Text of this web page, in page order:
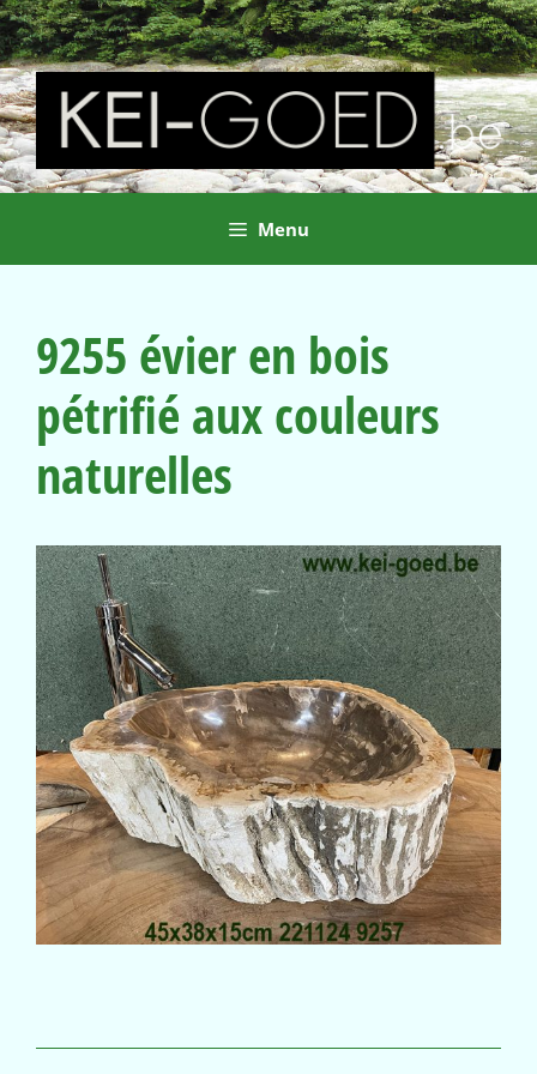
Ga
naar
de
inhoud
Menu
9255 évier en bois
pétrifié aux couleurs
naturelles